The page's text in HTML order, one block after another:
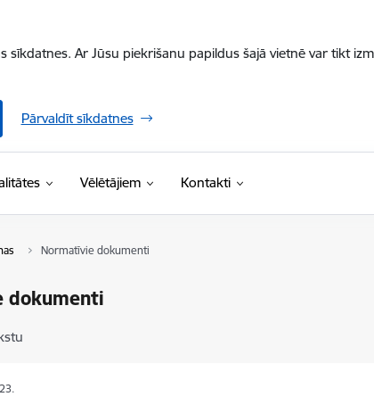
Ar Jūsu piekrišanu papildus šajā vietnē var tikt
Pārvaldīt sīkdatnes
Vēlētājiem Kontakti
Normatīvie dokumenti
dokumenti